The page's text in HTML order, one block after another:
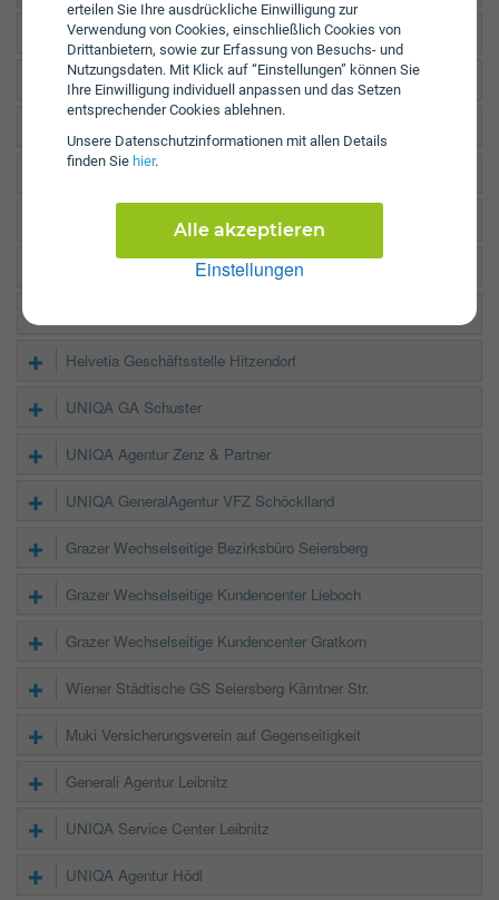
erteilen Sie Ihre ausdrückliche Einwilligung zur
Verwendung von Cookies, einschließlich Cookies von
Drittanbietern, sowie zur Erfassung von Besuchs- und
Nutzungsdaten. Mit Klick auf “Einstellungen” können Sie
Ihre Einwilligung individuell anpassen und das Setzen
entsprechender Cookies ablehnen.
Unsere Daten­schutz­informationen mit allen Details
finden Sie hier.
Einstellungen
Alle akzeptieren
Donau GS Deutschlandsberg Frauentalerstr.
Generali Büro Deutschlandsberg
Grazer Wechselseitige Bezirksbüro Deutschlandsberg
Grazer Wechselseitige Bezirksbüro Groß St.Florian
Allianz Elementar Deutschlandsberg Secura
Helvetia Geschäftsstelle Hitzendorf
UNIQA GA Schuster
UNIQA Agentur Zenz & Partner
UNIQA GeneralAgentur VFZ Schöcklland
Grazer Wechselseitige Bezirksbüro Seiersberg
Grazer Wechselseitige Kundencenter Lieboch
Grazer Wechselseitige Kundencenter Gratkorn
Wiener Städtische GS Seiersberg Kärntner Str.
Muki Versicherungsverein auf Gegenseitigkeit
Generali Agentur Leibnitz
UNIQA Service Center Leibnitz
UNIQA Agentur Hödl